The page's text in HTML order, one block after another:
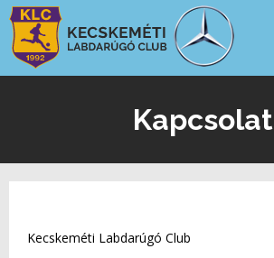
Kapcsolat
Kecskeméti Labdarúgó Club